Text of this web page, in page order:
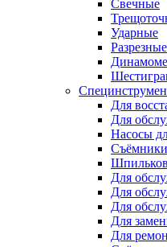
Свечные
Ударные
Для
Для
Насосы
Для
Для
Для
Для
Для